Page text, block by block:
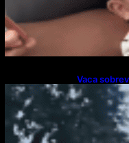
Vaca
velocidade